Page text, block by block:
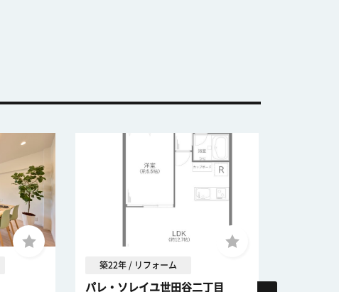
築22年 / リフォーム
パレ・ソレイユ世田谷二丁目